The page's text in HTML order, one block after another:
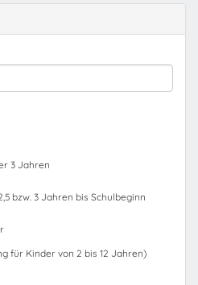
3 Jahren
bzw. 3 Jahren bis Schulbeginn
für Kinder von 2 bis 12 Jahren)